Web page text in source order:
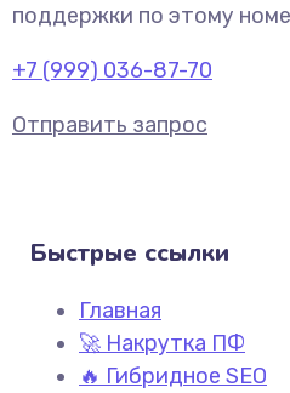
поддержки по этому
+7 (999) 036-87-70
Отправить запрос
Быстрые ссылки
Главная
🚀 Накрутка ПФ
🔥 Гибридное SEO